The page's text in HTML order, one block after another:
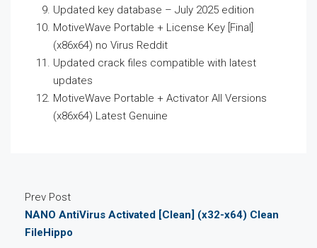
Updated key database – July 2025 edition
MotiveWave Portable + License Key [Final]
(x86x64) no Virus Reddit
Updated crack files compatible with latest
updates
MotiveWave Portable + Activator All Versions
(x86x64) Latest Genuine
Prev Post
NANO AntiVirus Activated [Clean] (x32-x64) Clean
FileHippo